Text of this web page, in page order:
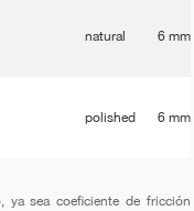
natural 6 mm
polished 6 mm
ya sea coeficiente de fricción